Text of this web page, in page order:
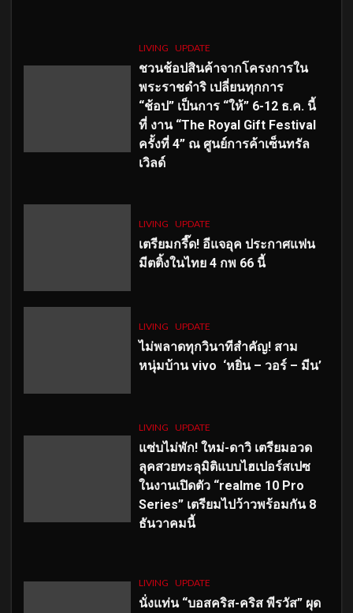
LIVING UPDATE
ชวนช้อปสินค้าจากโครงการใน
พระราชดำริ เปลี่ยนทุกการ
“ช้อป” เป็นการ “ให้” 6-12 ธ.ค. นี้
ที่ งาน “The Royal Gift Festival
ครั้งที่ 4” ณ ศูนย์การค้าเซ็นทรัล
เวิลด์
LIVING UPDATE
เตรียมกรี๊ด! อีแจอุค ประกาศแฟน
มีตติ้งในไทย 4 กพ 66 นี้
LIVING UPDATE
ไม่พลาดทุกวินาทีสำคัญ! สาม
หนุ่มบ้าน vivo ‘หยิ่น – วอร์ – มีน’
LIVING UPDATE
แซ่บไม่พัก! ใหม่-ดาวิ เตรียมอวด
ลุคสวยทะลุมิติแบบไฮเปอร์สเปซ
ในงานเปิดตัว “realme 10 Pro
Series” เตรียมไปว้าวพร้อมกัน 8
ธันวาคมนี้
LIVING UPDATE
นั่งแท่น “บอสคริส-คริส พีรวัส” ผุด